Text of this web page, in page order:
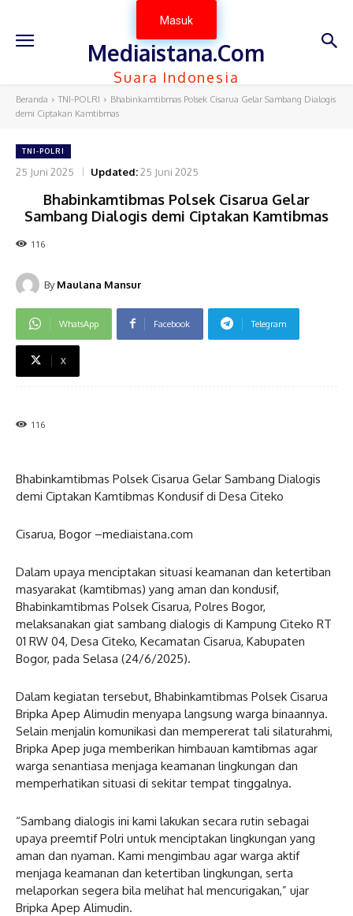
Masuk
Mediaistana.Com
Suara Indonesia
Beranda TNI-POLRI
Bhabinkamtibmas Polsek Cisarua Gelar Sambang Dialogis
demi Ciptakan Kamtibmas
TNI-POLRI
25 Juni 2025 Updated:25 Juni 2025
Bhabinkamtibmas Polsek Cisarua Gelar
Sambang Dialogis demi Ciptakan Kamtibmas
116
By Maulana Mansur
WhatsApp Facebook Telegram
X
116
Bhabinkamtibmas Polsek Cisarua Gelar Sambang Dialogis
demi Ciptakan Kamtibmas Kondusif di Desa Citeko
Cisarua, Bogor –mediaistana.com
Dalam upaya menciptakan situasi keamanan dan ketertiban
masyarakat (kamtibmas) yang aman dan kondusif,
Bhabinkamtibmas Polsek Cisarua, Polres Bogor,
melaksanakan giat sambang dialogis di Kampung Citeko RT
01 RW 04, Desa Citeko, Kecamatan Cisarua, Kabupaten
Bogor, pada Selasa (24/6/2025).
Dalam kegiatan tersebut, Bhabinkamtibmas Polsek Cisarua
Bripka Apep Alimudin menyapa langsung warga binaannya.
Selain menjalin komunikasi dan mempererat tali silaturahmi,
Bripka Apep juga memberikan himbauan kamtibmas agar
warga senantiasa menjaga keamanan lingkungan dan
memperhatikan situasi di sekitar tempat tinggalnya.
“Sambang dialogis ini kami lakukan secara rutin sebagai
upaya preemtif Polri untuk menciptakan lingkungan yang
aman dan nyaman. Kami mengimbau agar warga aktif
menjaga keamanan dan ketertiban lingkungan, serta
melaporkan segera bila melihat hal mencurigakan,” ujar
Bripka Apep Alimudin.